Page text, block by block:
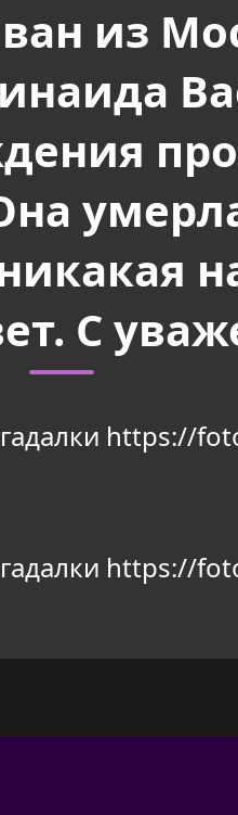
из
С
https://
https://